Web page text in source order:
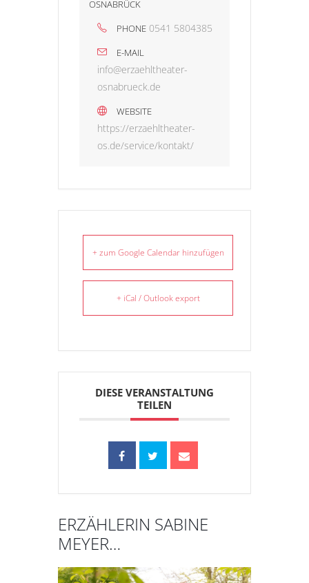
OSNABRÜCK
PHONE 0541 5804385
E-MAIL
info@erzaehltheater-
osnabrueck.de
WEBSITE
https://erzaehltheater-
os.de/service/kontakt/
+ zum Google Calendar hinzufügen
+ iCal / Outlook export
DIESE VERANSTALTUNG
TEILEN
ERZÄHLERIN SABINE
MEYER…